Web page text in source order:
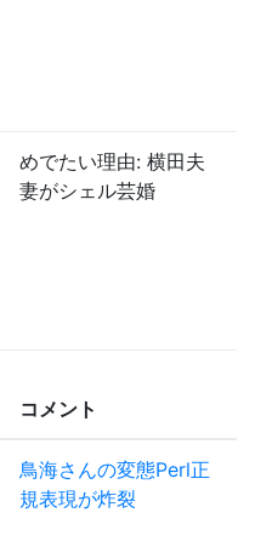
めでたい理由: 横田夫
妻がシェル芸婚
コメント
鳥海さんの変態Perl正
規表現が炸裂